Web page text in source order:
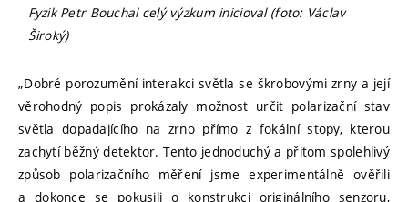
Fyzik Petr Bouchal celý výzkum inicioval (foto: Václav
Široký)
„Dobré porozumění interakci světla se škrobovými zrny a její
věrohodný popis prokázaly možnost určit polarizační stav
světla dopadajícího na zrno přímo z fokální stopy, kterou
zachytí běžný detektor. Tento jednoduchý a přitom spolehlivý
způsob polarizačního měření jsme experimentálně ověřili
a dokonce se pokusili o konstrukci originálního senzoru,